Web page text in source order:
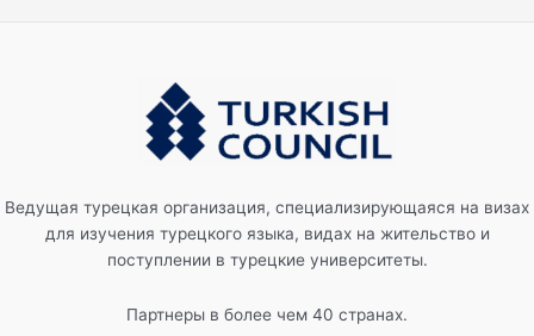
Ведущая турецкая организация, специализирующаяся на визах
для изучения турецкого языка, видах на жительство и
поступлении в турецкие университеты.
Партнеры в более чем 40 странах.